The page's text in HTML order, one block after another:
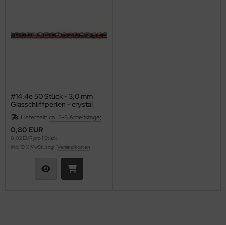
#14.4e 50 Stück - 3,0 mm
Glasschliffperlen - crystal
vega iris
Lieferzeit: ca. 3-8 Arbeitstage;
0,80 EUR
0,02 EUR pro 1 Stück
inkl. 19 % MwSt. zzgl. Versandkosten
Twist Beads
sonstige Formen